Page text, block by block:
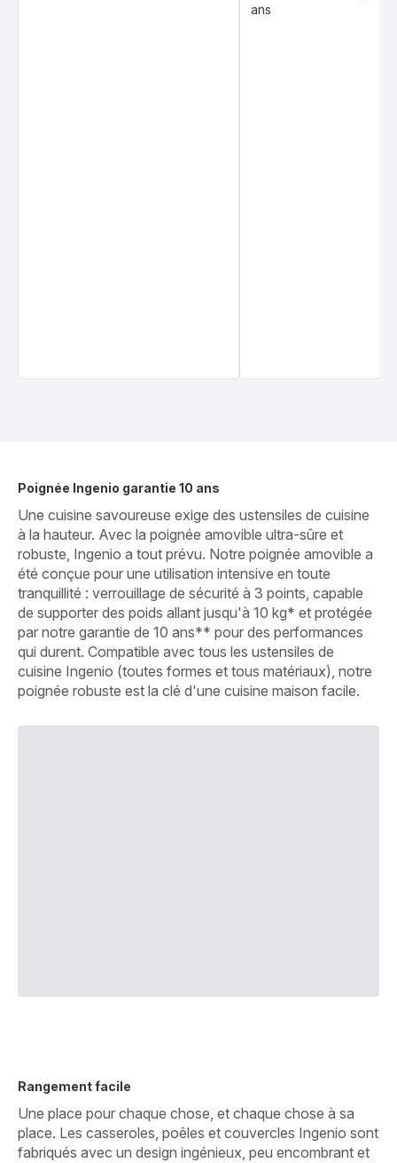
ans
Poignée Ingenio garantie 10 ans
Une cuisine savoureuse exige des ustensiles de cuisine
à la hauteur. Avec la poignée amovible ultra-sûre et
robuste, Ingenio a tout prévu. Notre poignée amovible a
été conçue pour une utilisation intensive en toute
tranquillité : verrouillage de sécurité à 3 points, capable
de supporter des poids allant jusqu'à 10 kg* et protégée
par notre garantie de 10 ans** pour des performances
qui durent. Compatible avec tous les ustensiles de
cuisine Ingenio (toutes formes et tous matériaux), notre
poignée robuste est la clé d'une cuisine maison facile.
Rangement facile
Une place pour chaque chose, et chaque chose à sa
place. Les casseroles, poêles et couvercles Ingenio sont
fabriqués avec un design ingénieux, peu encombrant et